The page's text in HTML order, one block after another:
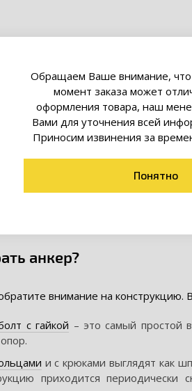
каталоге
в Минске
прочные и надежные
а также соединения и
при установке и обеспечивает
самостоятельностью: он не
анкер?
внимание на конструкцию.
с гайкой – это самый простой
и с крюками выглядят как
приходится
Обращаем Ваше внимание, что
момент заказа может
оформления товара, наш
Вами для уточнения всей
Приносим извинения за
Понятно